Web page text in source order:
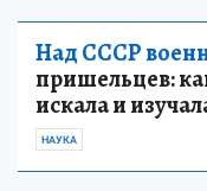
Над СССР
пришельцев:
искала и
НАУКА